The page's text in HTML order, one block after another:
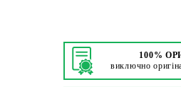
100%
виключно